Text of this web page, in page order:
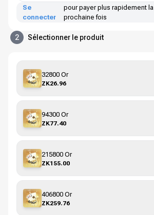
Se
connecter
pour payer plus rapidement la
prochaine fois
2 Sélectionner le produit
32800 Or
ZK26.96
94300 Or
ZK77.40
215800 Or
ZK155.00
406800 Or
ZK259.76